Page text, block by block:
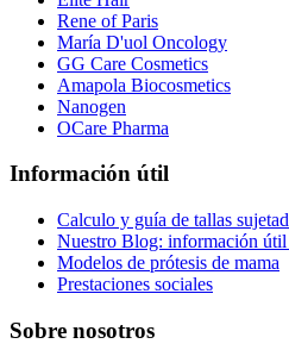
Rene of Paris
María D'uol Oncology
GG Care Cosmetics
Amapola Biocosmetics
Nanogen
OCare Pharma
Información útil
Calculo y guía de tallas
Nuestro Blog: información útil
Modelos de prótesis de mama
Prestaciones sociales
Sobre nosotros